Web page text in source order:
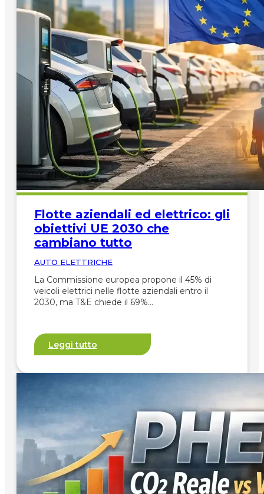
Flotte aziendali ed elettrico: gli
obiettivi UE 2030 che
cambiano tutto
AUTO ELETTRICHE
La Commissione europea propone il 45% di
veicoli elettrici nelle flotte aziendali entro il
2030, ma T&E chiede il 69%…
Leggi tutto